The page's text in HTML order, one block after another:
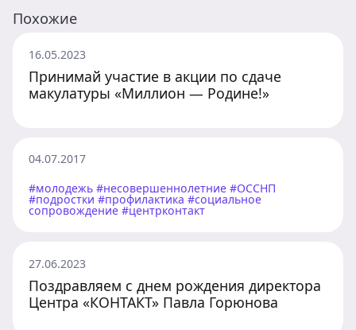
Похожие
16.05.2023
Принимай участие в акции по сдаче
макулатуры «Миллион — Родине!»
04.07.2017
#молодежь #несовершеннолетние #ОССНП
#подростки #профилактика #социальное
сопровождение #центрконтакт
27.06.2023
Поздравляем с днем рождения директора
Центра «КОНТАКТ» Павла Горюнова